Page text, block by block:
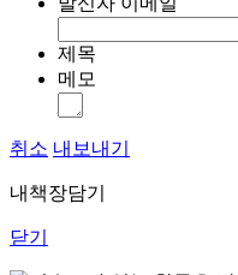
제목
메모
취소 내보내기
내책장담기
닫기